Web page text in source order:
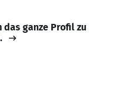
das ganze Profil zu